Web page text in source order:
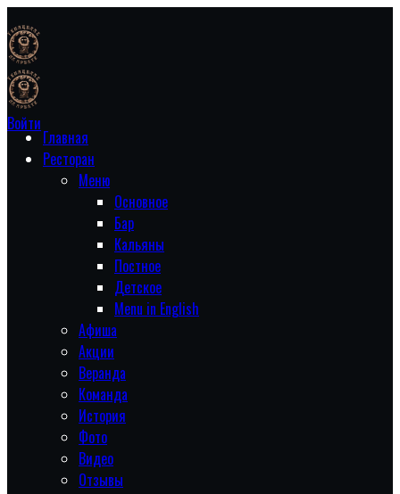
Войти
Главная
Ресторан
Меню
Основное
Бар
Кальяны
Постное
Детское
Menu in English
Афиша
Акции
Веранда
Команда
История
Фото
Видео
Отзывы